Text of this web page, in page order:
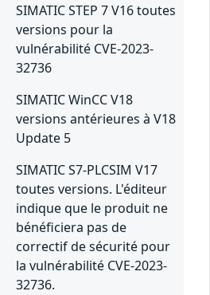
SIMATIC STEP 7 V16 toutes
versions pour la
vulnérabilité CVE-2023-
32736
SIMATIC WinCC V18
versions antérieures à V18
Update 5
SIMATIC S7-PLCSIM V17
toutes versions. L'éditeur
indique que le produit ne
bénéficiera pas de
correctif de sécurité pour
la vulnérabilité CVE-2023-
32736.